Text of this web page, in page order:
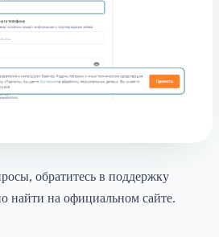
обратитесь в поддержку
найти на официальном сайте.